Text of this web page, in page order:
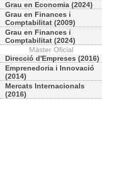
Grau en Economia (2024)
Grau en Finances i
Comptabilitat (2009)
Grau en Finances i
Comptabilitat (2024)
Màster Oficial
Direcció d'Empreses (2016)
Emprenedoria i Innovació
(2014)
Mercats Internacionals
(2016)